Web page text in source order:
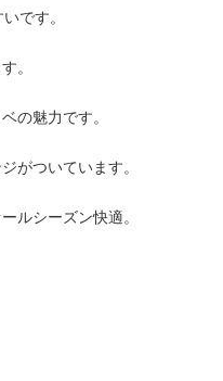
です。
。
の魅力です。
がついています。
ルシーズン快適。